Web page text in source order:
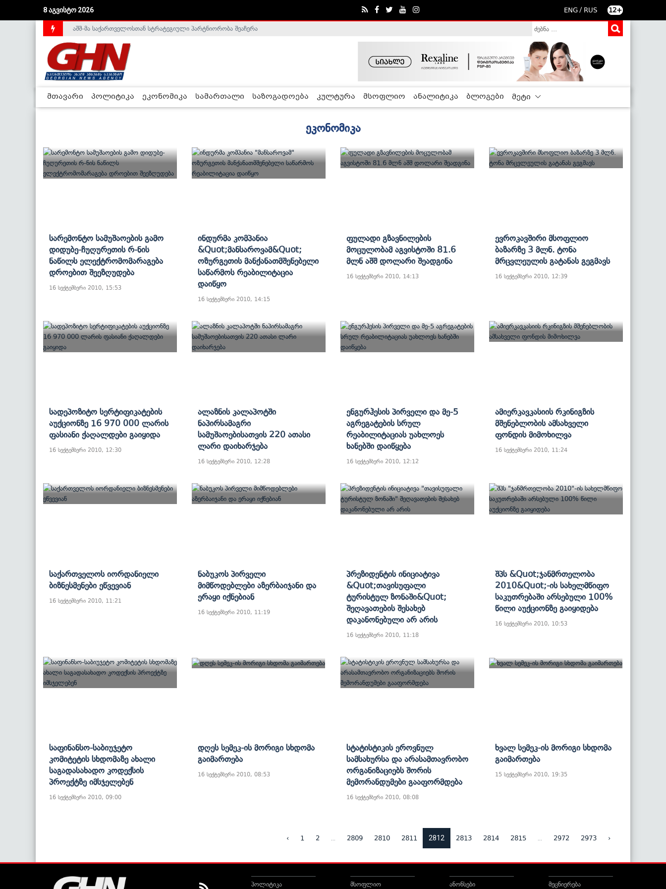
8 აგვისტო 2026 ENG / RUS 12+
აშშ-მა საქართველოსთან სტრატეგიული პარტნიორობა შეაჩერა
მთავარი პოლიტიკა ეკონომიკა სამართალი საზოგადოება კულტურა მსოფლიო ანალიტიკა ბლოგები მეტი
ეკონომიკა
Სარემონტო Სამუშაოების Გამო
Დიდუბე-Ჩუღურეთის Რ-Ნის
Ნაწილს Ელექტრომომარაგება
Დროებით Შეეზღუდება
16 სექტემბერი 2010, 15:53
Ინდურმა Კომპანია
&quot;მანსაროვამ&quot;
Ოზურგეთის Მანქანათმშენებელი
Საწარმოს Რეაბილიტაცია
Დაიწყო
16 სექტემბერი 2010, 14:15
Ფულადი Გზავნილების
Მოცულობამ Აგვისტოში 81.6
Მლნ Აშშ Დოლარი Შეადგინა
16 სექტემბერი 2010, 14:13
Ევროკავშირი Მსოფლიო
Ბაზარზე 3 Მლნ. Ტონა
Მრცვლეულის Გატანას Გეგმავს
16 სექტემბერი 2010, 12:39
Სადეპოზიტო Სერტიფიკატების
Აუქციონზე 16 970 000 Ლარის
Ფასიანი Ქაღალდები Გაიყიდა
16 სექტემბერი 2010, 12:30
Ალაზნის Კალაპოტში
Ნაპირსამაგრი
Სამუშაოებისათვის 220 Ათასი
Ლარი Დაიხარჯება
16 სექტემბერი 2010, 12:28
Ენგურჰესის Პირველი Და Მე-5
Აგრეგატების Სრულ
Რეაბილიტაციას Უახლოეს
Ხანებში Დაიწყება
16 სექტემბერი 2010, 12:12
Ამიერკავკასიის Რკინიგზის
Მშენებლობის Ამსახველი
Ფონდის Მიმოხილვა
16 სექტემბერი 2010, 11:24
Საქართველოს Იორდანიელი
Ბიზნესმენები Ეწვევიან
16 სექტემბერი 2010, 11:21
Ნაბუკოს Პირველი
Მიმწოდებლები Აზერბაიჯანი Და
Ერაყი Იქნებიან
16 სექტემბერი 2010, 11:19
Პრეზიდენტის Ინიციატივა
&quot;თავისუფალი
Ტურისტულ Ზონაში&quot;
Შეღავათების Შესახებ
Დაკანონებული Არ Არის
16 სექტემბერი 2010, 11:18
Შპს &quot;ჯანმრთელობა
2010&quot;-Ის Სახელმწიფო
Საკუთრებაში Არსებული 100%
Წილი Აუქციონზე Გაიყიდება
16 სექტემბერი 2010, 10:53
Საფინანსო-Საბიუჯეტო
Კომიტეტის Სხდომაზე Ახალი
Საგადასახადო Კოდექსის
Პროექტზე Იმსჯელებენ
16 სექტემბერი 2010, 09:00
Დღეს Სემეკ-Ის Მორიგი Სხდომა
Გაიმართება
16 სექტემბერი 2010, 08:53
Სტატისტიკის Ეროვნულ
Სამსახურსა Და Არასამთავრობო
Ორგანიზაციებს Შორის
Მემორანდუმები Გააფორმდება
16 სექტემბერი 2010, 08:08
Ხვალ Სემეკ-Ის Მორიგი Სხდომა
Გაიმართება
15 სექტემბერი 2010, 19:35
‹ 1 2 2809 2810 2811 2812 2813 2814 2815 2972 2973 ›
პოლიტიკა მსოფლიო ანონსები მეცნიერება